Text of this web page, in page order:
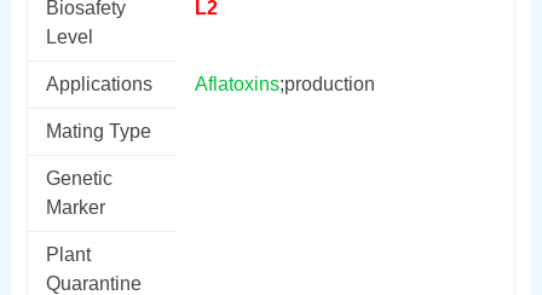
Biosafety
Level
L2
Applications Aflatoxins;production
Mating Type
Genetic
Marker
Plant
Quarantine